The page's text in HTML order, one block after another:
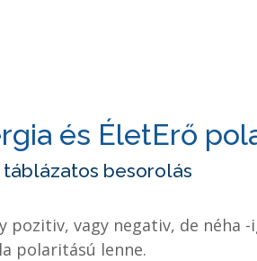
és ÉletErő
táblázatos besorolás
pozitiv, vagy negativ, de
polaritású lenne.